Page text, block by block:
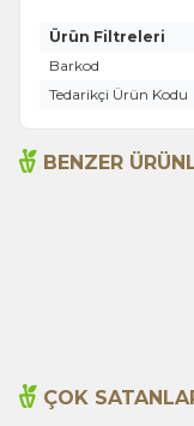
Ürün Filtreleri
Barkod
Tedarikçi Ürün Kodu
BENZER
ÇOK